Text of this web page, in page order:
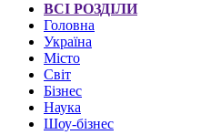
ВСІ РОЗДІЛИ
Головна
Україна
Місто
Світ
Бізнес
Наука
Шоу-бізнес